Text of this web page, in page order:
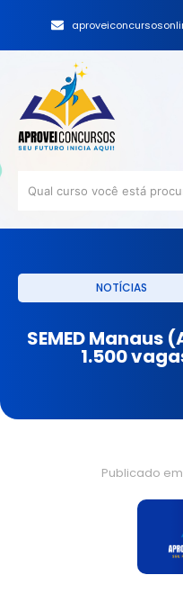
NOTÍCIAS
SEMED Manaus
1.500
Publicado em